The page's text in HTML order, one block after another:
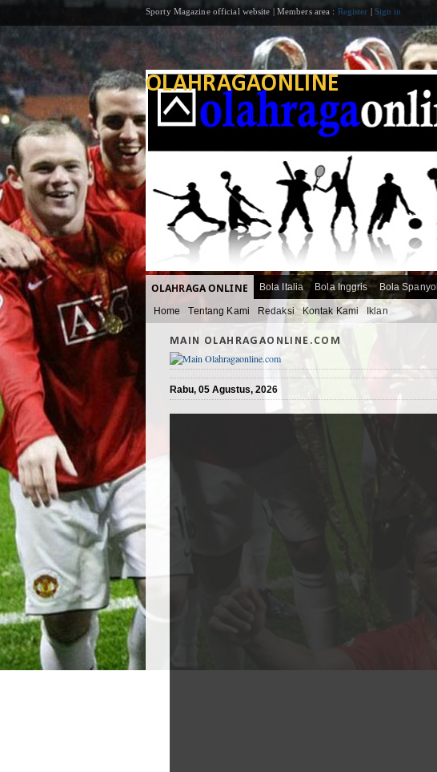
Sporty Magazine official website | Members area : Register | Sign in
OLAHRAGAONLINE
OLAHRAGA ONLINE Bola Italia Bola Inggris Bola Spanyol
Home Tentang Kami Redaksi Kontak Kami Iklan
MAIN OLAHRAGAONLINE.COM
Rabu, 05 Agustus, 2026